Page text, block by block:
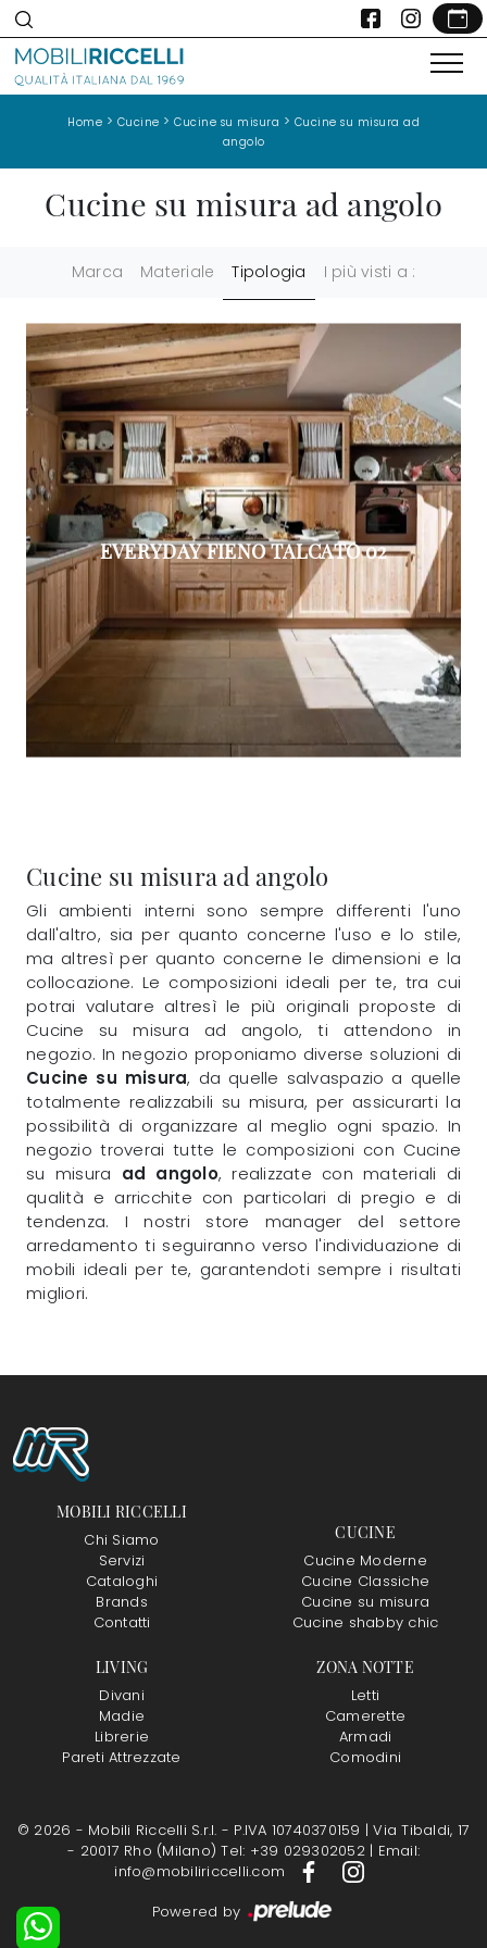
Home > Cucine > Cucine su misura > Cucine su misura ad
angolo
Cucine su misura ad angolo
Marca Materiale Tipologia I più visti a :
EVERYDAY FIENO TALCATO 02
Cucine su misura ad angolo
Gli ambienti interni sono sempre differenti l'uno
dall'altro, sia per quanto concerne l'uso e lo stile,
ma altresì per quanto concerne le dimensioni e la
collocazione. Le composizioni ideali per te, tra cui
potrai valutare altresì le più originali proposte di
Cucine su misura ad angolo, ti attendono in
negozio. In negozio proponiamo diverse soluzioni di
Cucine su misura, da quelle salvaspazio a quelle
totalmente realizzabili su misura, per assicurarti la
possibilità di organizzare al meglio ogni spazio. In
negozio troverai tutte le composizioni con Cucine
su misura ad angolo, realizzate con materiali di
qualità e arricchite con particolari di pregio e di
tendenza. I nostri store manager del settore
arredamento ti seguiranno verso l'individuazione di
mobili ideali per te, garantendoti sempre i risultati
migliori.
MOBILI RICCELLI
Chi Siamo
Servizi
Cataloghi
Brands
Contatti
CUCINE
Cucine Moderne
Cucine Classiche
Cucine su misura
Cucine shabby chic
LIVING
Divani
Madie
Librerie
Pareti Attrezzate
ZONA NOTTE
Letti
Camerette
Armadi
Comodini
© 2026 - Mobili Riccelli S.r.l. - P.IVA 10740370159 |Via Tibaldi, 17
- 20017 Rho (Milano) Tel: +39 029302052 | Email:
info@mobiliriccelli.com
Powered by